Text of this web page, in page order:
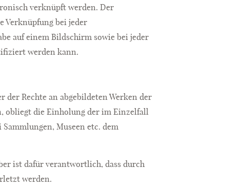
verknüpft werden. Der
Verknüpfung bei jeder
auf einem Bildschirm sowie bei jeder
werden kann.
der Rechte an abgebildeten Werken der
obliegt die Einholung der im Einzelfall
Museen etc. dem
ist dafür verantwortlich, dass durch
werden.